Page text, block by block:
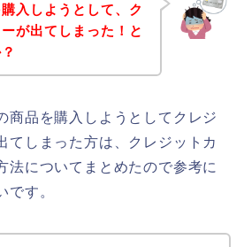
入しようとして、ク
が出てしまった！と
商品を購入しようとしてクレジ
てしまった方は、クレジットカ
法についてまとめたので参考に
です。